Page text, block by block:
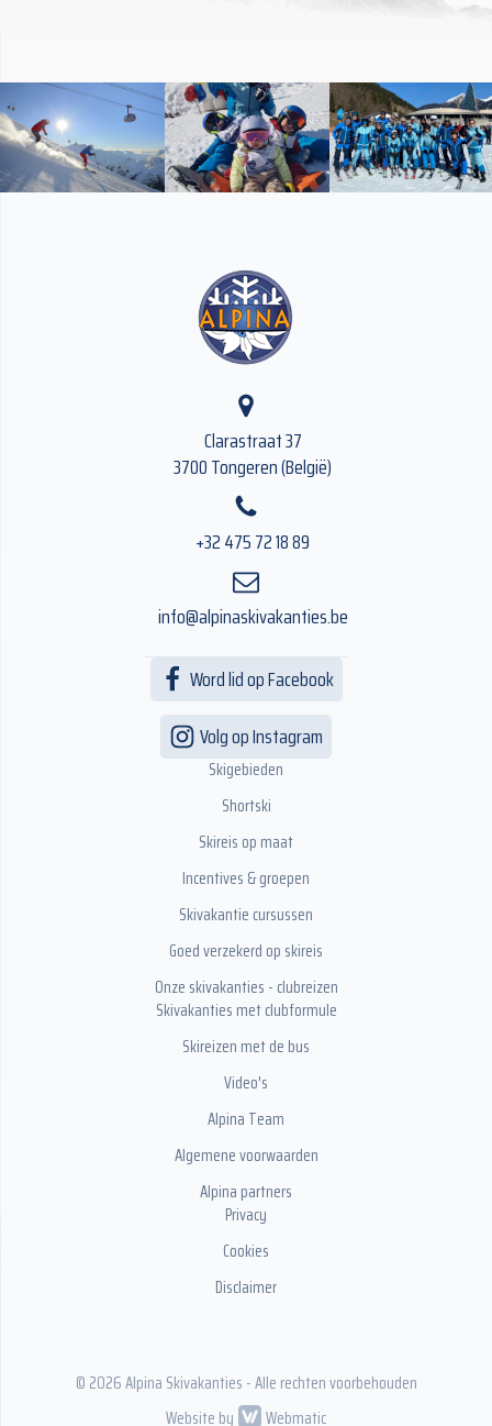
Clarastraat 37
3700 Tongeren (België)
+32 475 72 18 89
info@alpinaskivakanties.be
Word lid op Facebook
Volg op Instagram
Skigebieden
Shortski
Skireis op maat
Incentives & groepen
Skivakantie cursussen
Goed verzekerd op skireis
Onze skivakanties - clubreizen
Skivakanties met clubformule
Skireizen met de bus
Video's
Alpina Team
Algemene voorwaarden
Alpina partners
Privacy
Cookies
Disclaimer
© 2026 Alpina Skivakanties - Alle rechten voorbehouden
Website by
Webmatic